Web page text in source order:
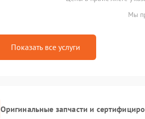
Мы
Показать все услуги
Оригинальные запчасти и